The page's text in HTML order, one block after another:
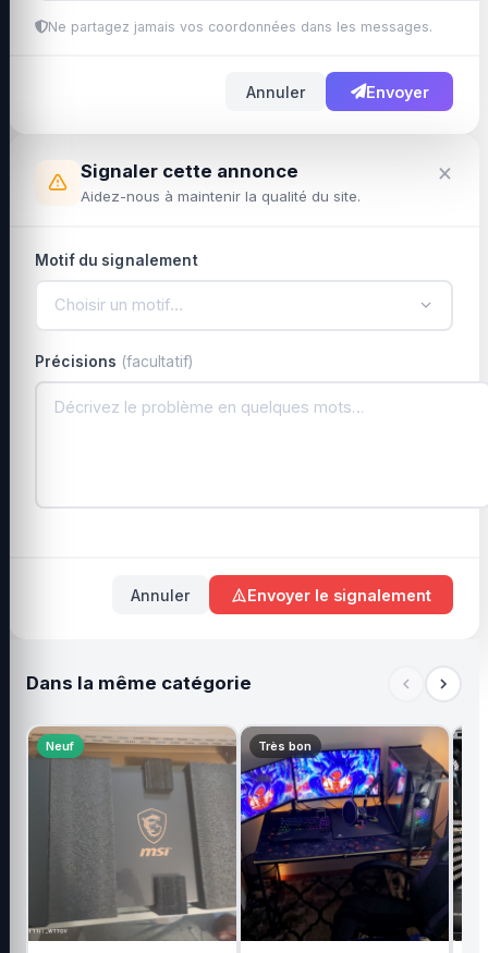
Ne partagez jamais vos coordonnées dans les messages.
Annuler Envoyer
Signaler cette annonce
Aidez-nous à maintenir la qualité du site.
×
Motif du signalement
Choisir un motif…
Précisions (facultatif)
Annuler Envoyer le signalement
Dans la même catégorie
Neuf Très bon